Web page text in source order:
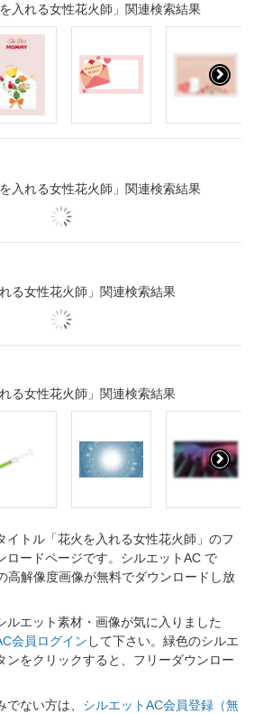
入れる女性花火師」関連検索結果
入れる女性花火師」関連検索結果
る女性花火師」関連検索結果
る女性花火師」関連検索結果
イトル「花火を入れる女性花火師」のフ
ロードページです。シルエットAC で
高解像度画像が無料でダウンロードし放
ルエット素材・画像が気に入りました
会員ログイン して下さい。緑色のシルエ
ンをクリックすると、フリーダウンロー
ない方は、 シルエットAC会員登録（無